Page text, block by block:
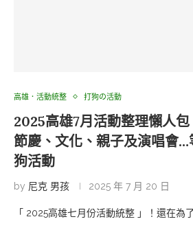
高雄．活動統整 打狗の活動
2025高雄7月活動整理懶人包
節慶、文化、親子及演唱會
狗活動
by 尼克 男孩 2025 年 7 月 20 日
「 2025高雄七月份活動統整 」！還在為了